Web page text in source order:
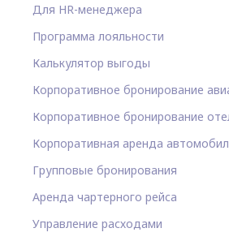
Для HR-менеджера
Программа лояльности
Калькулятор выгоды
Корпоративное бронирование
Корпоративное бронирование
Корпоративная аренда
Групповые бронирования
Аренда чартерного рейса
Управление расходами